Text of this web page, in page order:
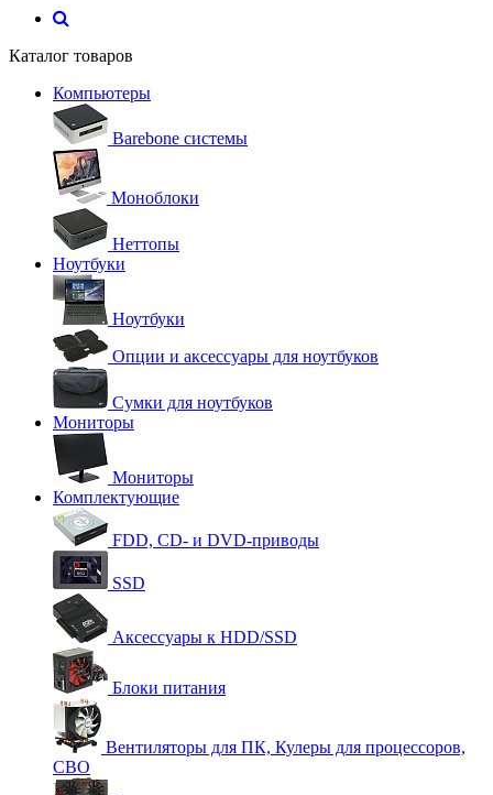
Каталог товаров
Компьютеры
Barebone системы
Моноблоки
Неттопы
Ноутбуки
Ноутбуки
Опции и аксессуары для ноутбуков
Сумки для ноутбуков
Мониторы
Мониторы
Комплектующие
FDD, CD- и DVD-приводы
SSD
Аксессуары к HDD/SSD
Блоки питания
Вентиляторы для ПК, Кулеры для процессоров,
СВО